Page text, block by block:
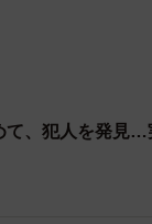
て、犯人を発見